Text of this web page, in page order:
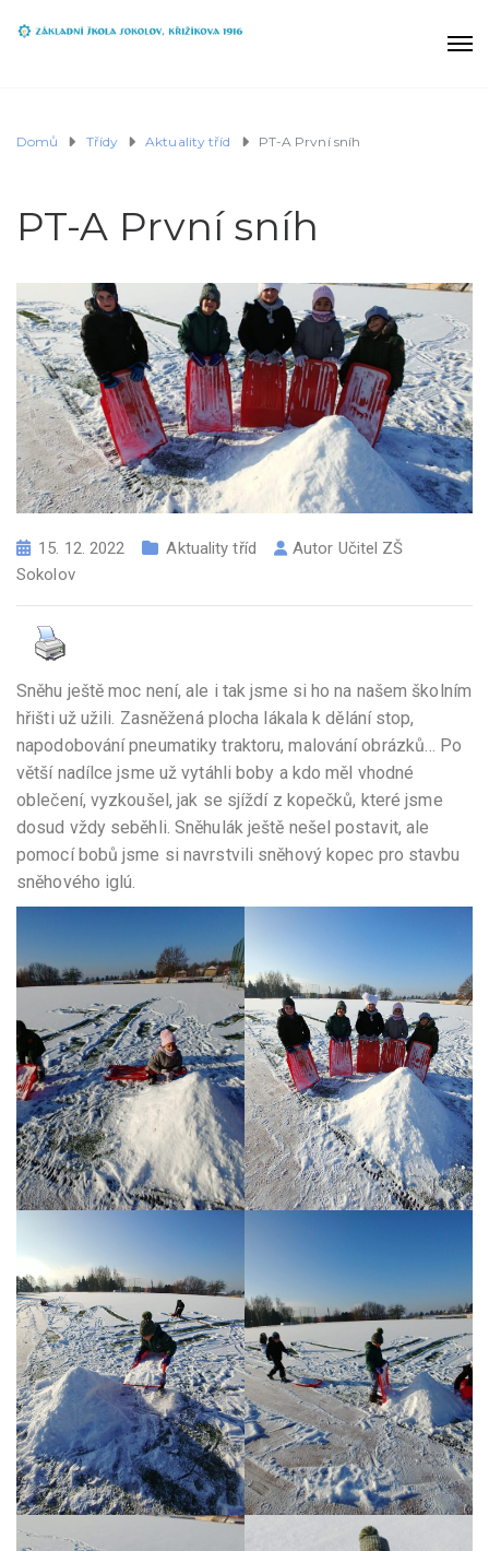
Domů Třídy Aktuality tříd PT-A První sníh
PT-A První sníh
15. 12. 2022 Aktuality tříd Autor Učitel ZŠ
Sokolov
Sněhu ještě moc není, ale i tak jsme si ho na našem školním
hřišti už užili. Zasněžená plocha lákala k dělání stop,
napodobování pneumatiky traktoru, malování obrázků… Po
větší nadílce jsme už vytáhli boby a kdo měl vhodné
oblečení, vyzkoušel, jak se sjíždí z kopečků, které jsme
dosud vždy seběhli. Sněhulák ještě nešel postavit, ale
pomocí bobů jsme si navrstvili sněhový kopec pro stavbu
sněhového iglú.